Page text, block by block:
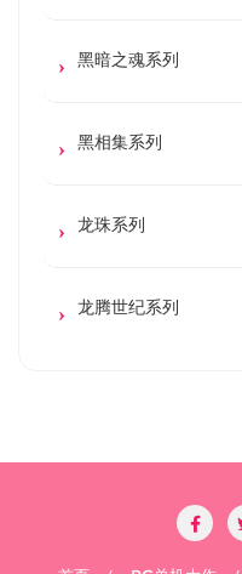
黑暗之魂系列
黑相集系列
龙珠系列
龙腾世纪系列